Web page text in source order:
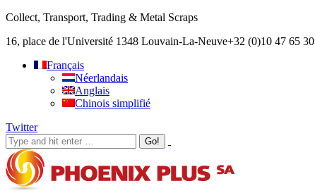
Collect, Transport, Trading & Metal Scraps
16, place de l'Université 1348 Louvain-La-Neuve+32 (0)10 47 65 30
Français
Néerlandais
Anglais
Chinois simplifié
Twitter